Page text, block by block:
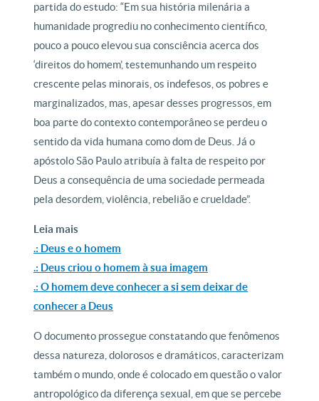
partida do estudo: “Em sua história milenária a
humanidade progrediu no conhecimento científico,
pouco a pouco elevou sua consciência acerca dos
‘direitos do homem’, testemunhando um respeito
crescente pelas minorais, os indefesos, os pobres e
marginalizados, mas, apesar desses progressos, em
boa parte do contexto contemporâneo se perdeu o
sentido da vida humana como dom de Deus. Já o
apóstolo São Paulo atribuía à falta de respeito por
Deus a consequência de uma sociedade permeada
pela desordem, violência, rebelião e crueldade”.
Leia mais
.: Deus e o homem
.: Deus criou o homem à sua imagem
.: O homem deve conhecer a si sem deixar de
conhecer a Deus
O documento prossegue constatando que fenômenos
dessa natureza, dolorosos e dramáticos, caracterizam
também o mundo, onde é colocado em questão o valor
antropológico da diferença sexual, em que se percebe